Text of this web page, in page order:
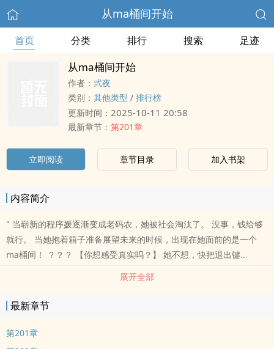
从ma桶间开始
首页 分类 排行 搜索 足迹
从ma桶间开始
作者： 弎夜
类别： 其他类型 / 排行榜
更新时间： 2025-10-11 20:58
最新章节： 第201章
立即阅读 章节目录 加入书架
内容简介
" 当崭新的程序媛逐渐变成老码农，她被社会淘汰了。 没事，钱给够
就行。 当她抱着箱子准备展望未来的时候，出现在她面前的是一个
ma桶间！ ？？？ 【你想感受真实吗？】 她不想，快把退出键..
展开全部
最新章节
第201章